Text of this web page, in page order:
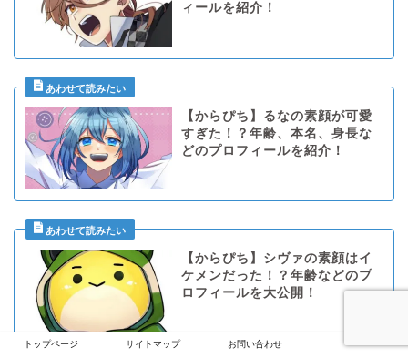
ィールを紹介！
【からぴち】るなの素顔が可愛
すぎた！？年齢、本名、身長な
どのプロフィールを紹介！
【からぴち】シヴァの素顔はイ
ケメンだった！？年齢などのプ
ロフィールを大公開！
トップページ サイトマップ お問い合わせ